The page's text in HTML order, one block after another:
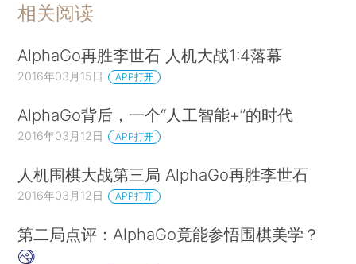
相关阅读
AlphaGo再胜李世石 人机大战1:4落幕
2016年03月15日 APP打开
AlphaGo背后，一个“人工智能+”的时代
2016年03月12日 APP打开
人机围棋大战第三局 AlphaGo再胜李世石
2016年03月12日 APP打开
第二局点评：AlphaGo竟能参悟围棋美学？